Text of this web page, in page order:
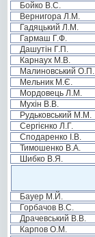
Бойко В.С.
Вернигора Л.М.
Гадяцький Л.М.
Гармаш Г.Ф.
Дашутін Г.П.
Карнаух М.В.
Малиновський О.П.
Мельник М.Є.
Мордовець Л.М.
Мухін В.В.
Рудьковський М.М.
Сергієнко Л.Г.
Сподаренко І.В.
Тимошенко В.А.
Шибко В.Я.
Бауер М.Й.
Горбачов В.С.
Драчевський В.В.
Карпов О.М.